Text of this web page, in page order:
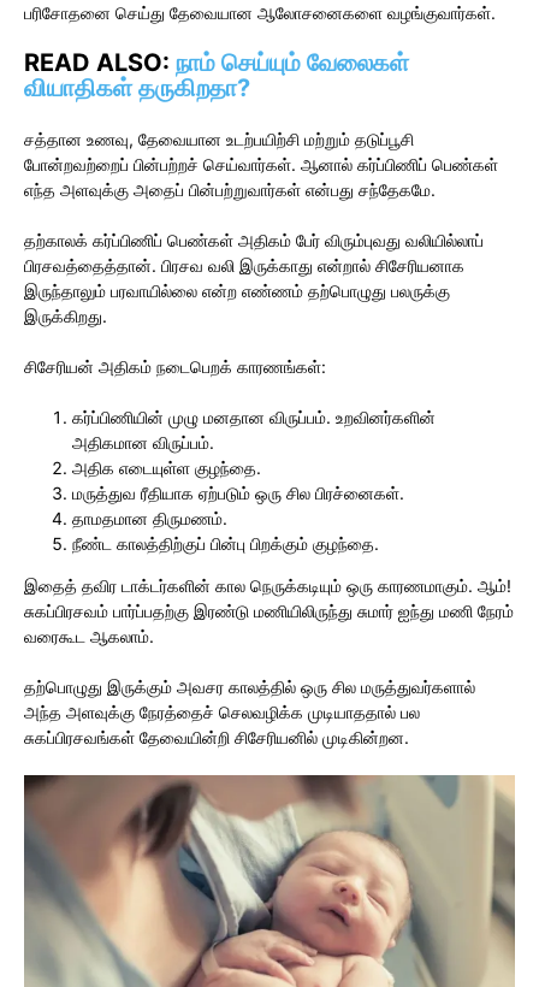
பரிசோதனை செய்து தேவையான ஆலோசனைகளை வழங்குவார்கள்.
READ ALSO: நாம் செய்யும் வேலைகள்
வியாதிகள் தருகிறதா?
சத்தான உணவு, தேவையான உடற்பயிற்சி மற்றும் தடுப்பூசி
போன்றவற்றைப் பின்பற்றச் செய்வார்கள். ஆனால் கர்ப்பிணிப் பெண்கள்
எந்த அளவுக்கு அதைப் பின்பற்றுவார்கள் என்பது சந்தேகமே.
தற்காலக் கர்ப்பிணிப் பெண்கள் அதிகம் பேர் விரும்புவது வலியில்லாப்
பிரசவத்தைத்தான். பிரசவ வலி இருக்காது என்றால் சிசேரியனாக
இருந்தாலும் பரவாயில்லை என்ற எண்ணம் தற்பொழுது பலருக்கு
இருக்கிறது.
சிசேரியன் அதிகம் நடைபெறக் காரணங்கள்:
கர்ப்பிணியின் முழு மனதான விருப்பம். உறவினர்களின்
அதிகமான விருப்பம்.
அதிக எடையுள்ள குழந்தை.
மருத்துவ ரீதியாக ஏற்படும் ஒரு சில பிரச்னைகள்.
தாமதமான திருமணம்.
நீண்ட காலத்திற்குப் பின்பு பிறக்கும் குழந்தை.
இதைத் தவிர டாக்டர்களின் கால நெருக்கடியும் ஒரு காரணமாகும். ஆம்!
சுகப்பிரசவம் பார்ப்பதற்கு இரண்டு மணியிலிருந்து சுமார் ஐந்து மணி நேரம்
வரைகூட ஆகலாம்.
தற்பொழுது இருக்கும் அவசர காலத்தில் ஒரு சில மருத்துவர்களால்
அந்த அளவுக்கு நேரத்தைச் செலவழிக்க முடியாததால் பல
சுகப்பிரசவங்கள் தேவையின்றி சிசேரியனில் முடிகின்றன.